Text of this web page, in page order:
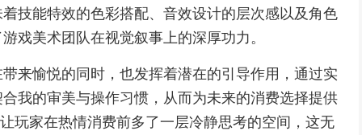
技能特效的色彩搭配、音效设计的层次感以及角色
戏美术团队在视觉叙事上的深厚功力。
来愉悦的同时，也发挥着潜在的引导作用，通过实
我的审美与操作习惯，从而为未来的消费选择提供
玩家在热情消费前多了一层冷静思考的空间，这无